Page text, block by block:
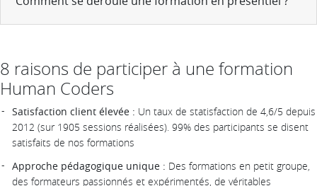
8 raisons de participer à une formation
Human Coders
Satisfaction client élevée : Un taux de statisfaction de 4,6/5 depuis
2012 (sur 1905 sessions réalisées). 99% des participants se disent
satisfaits de nos formations
Approche pédagogique unique : Des formations en petit groupe,
des formateurs passionnés et expérimentés, de véritables